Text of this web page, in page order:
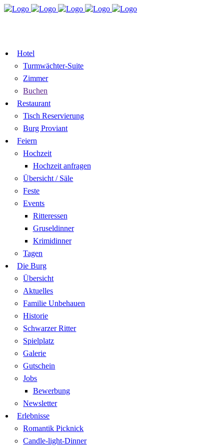
Hotel
Turmwächter-Suite
Zimmer
Buchen
Restaurant
Tisch Reservierung
Burg Proviant
Feiern
Hochzeit
Hochzeit anfragen
Übersicht / Säle
Feste
Events
Ritteressen
Gruseldinner
Krimidinner
Tagen
Die Burg
Übersicht
Aktuelles
Familie Unbehauen
Historie
Schwarzer Ritter
Spielplatz
Galerie
Gutschein
Jobs
Bewerbung
Newsletter
Erlebnisse
Romantik Picknick
Candle-light-Dinner